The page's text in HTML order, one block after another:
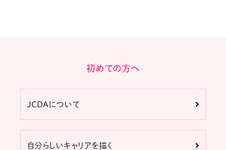
初めての方へ
JCDAについて
自分らしいキャリアを描く